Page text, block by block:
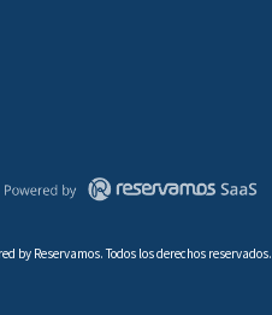
by Reservamos. Todos los derechos reservados.